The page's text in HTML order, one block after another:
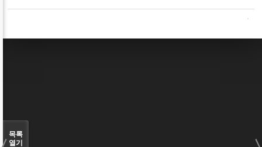
목록
열기
Sketchbook5, 스케치북5
Sketchbook5, 스케치북5